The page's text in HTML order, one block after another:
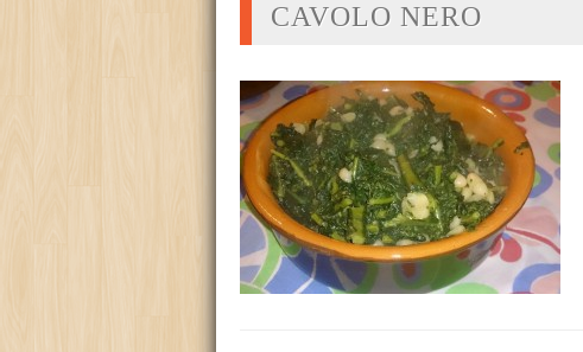
CAVOLO NERO